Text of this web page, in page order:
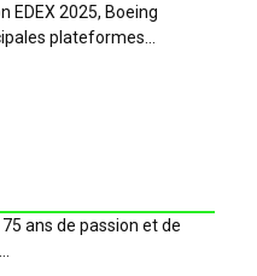
EDEX 2025, Boeing
plateformes...
ans de passion et de